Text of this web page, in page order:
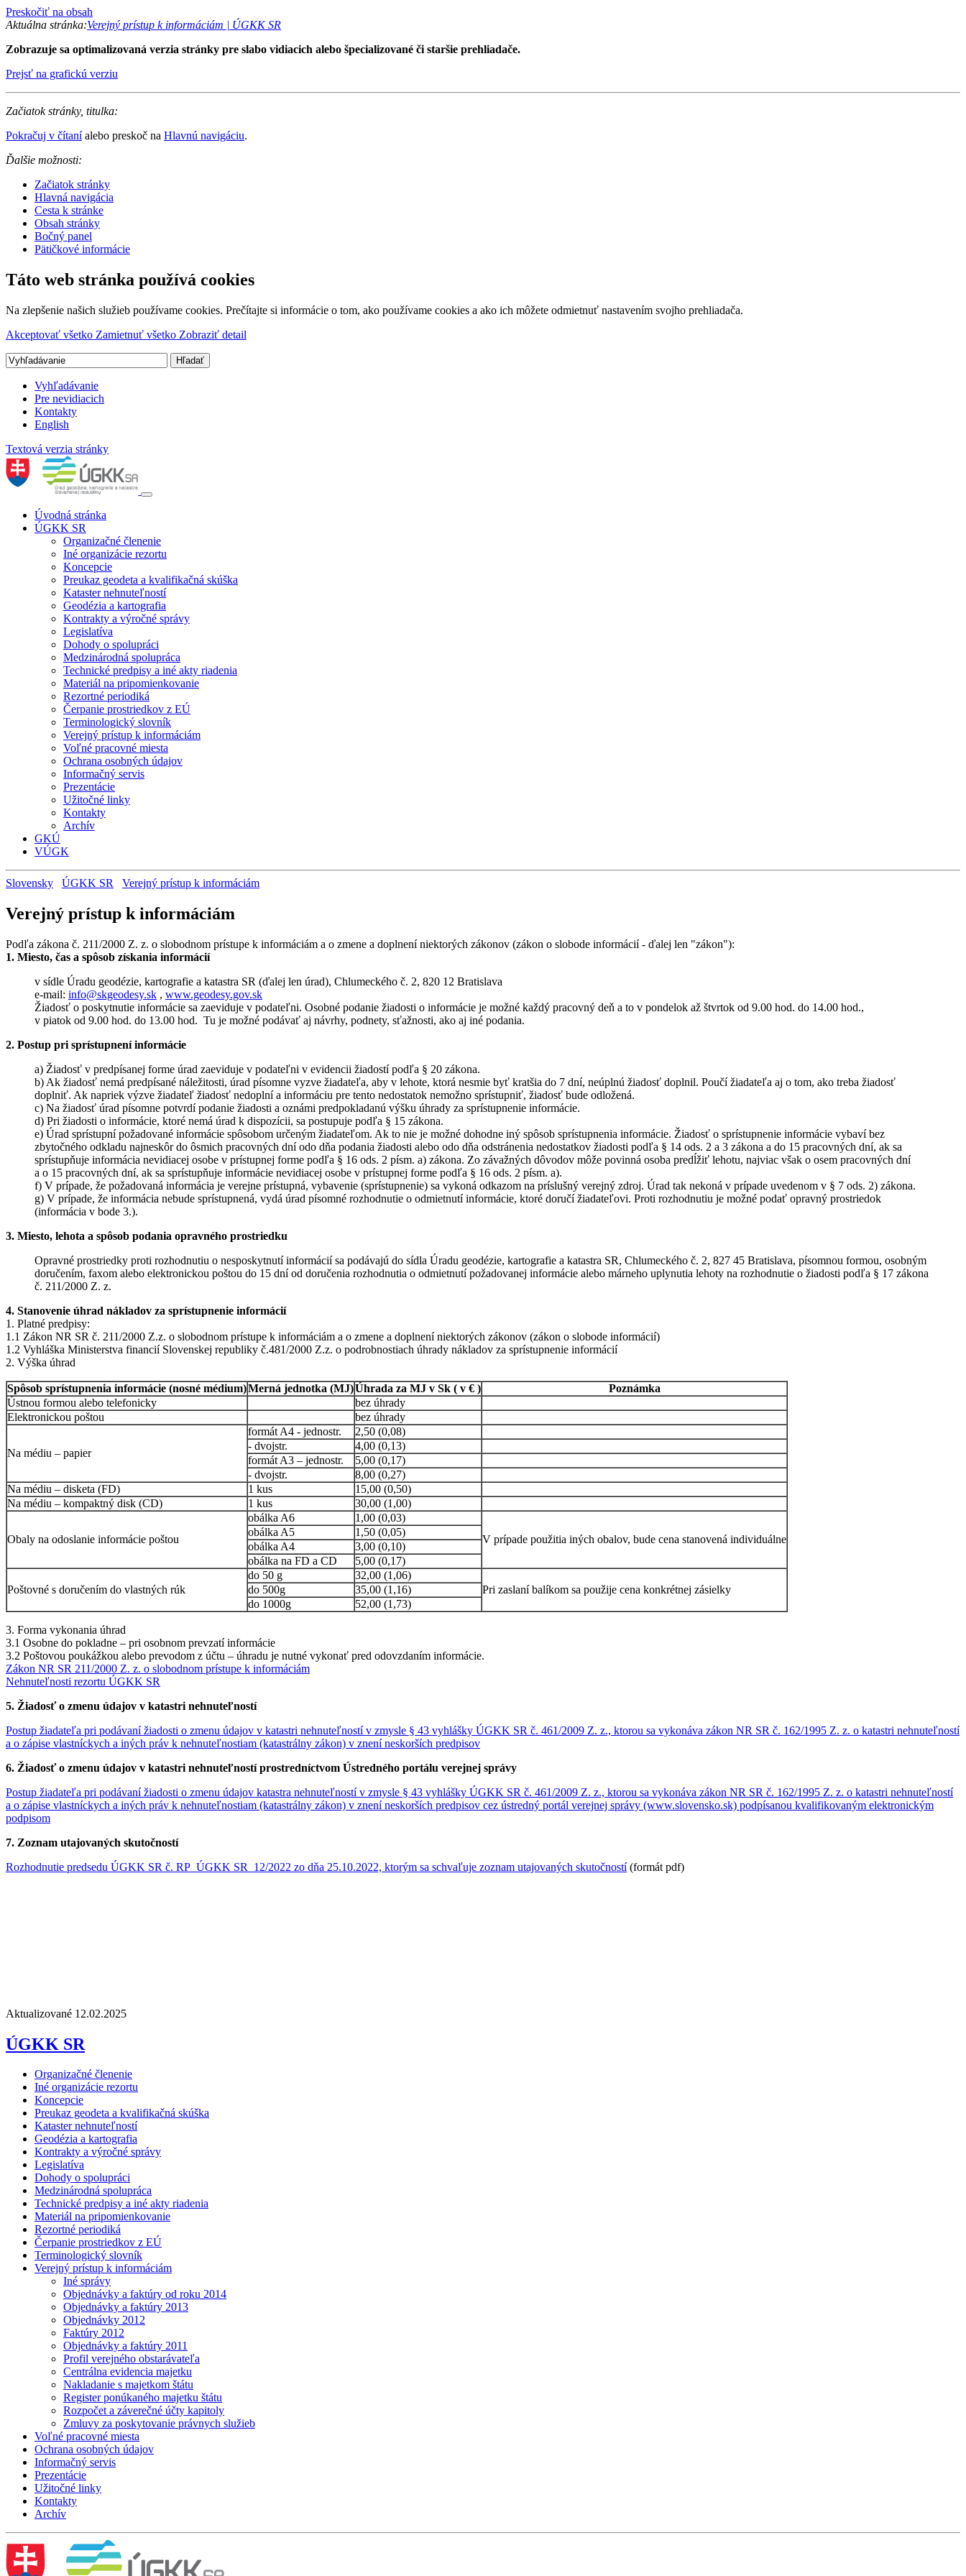
Preskočiť na obsah
Aktuálna stránka:Verejný prístup k informáciám | ÚGKK SR
Zobrazuje sa optimalizovaná verzia stránky pre slabo vidiacich alebo špecializované či staršie prehliadače.
Prejsť na grafickú verziu
Začiatok stránky, titulka:
Pokračuj v čítaníalebo preskoč na Hlavnú navigáciu.
Ďalšie možnosti:
Začiatok stránky
Hlavná navigácia
Cesta k stránke
Obsah stránky
Bočný panel
Pätičkové informácie
Táto web stránka používá cookies
Na zlepšenie našich služieb používame cookies. Prečítajte si informácie o tom, ako používame cookies a ako ich môžete odmietnuť nastavením svojho prehliadača.
Akceptovať všetko Zamietnuť všetko Zobraziť detail
Vyhľadávanie
Pre nevidiacich
Kontakty
English
Textová verzia stránky
Úvodná stránka
ÚGKK SR
Organizačné členenie
Iné organizácie rezortu
Koncepcie
Preukaz geodeta a kvalifikačná skúška
Kataster nehnuteľností
Geodézia a kartografia
Kontrakty a výročné správy
Legislatíva
Dohody o spolupráci
Medzinárodná spolupráca
Technické predpisy a iné akty riadenia
Materiál na pripomienkovanie
Rezortné periodiká
Čerpanie prostriedkov z EÚ
Terminologický slovník
Verejný prístup k informáciám
Voľné pracovné miesta
Ochrana osobných údajov
Informačný servis
Prezentácie
Užitočné linky
Kontakty
Archív
GKÚ
VÚGK
Slovensky ÚGKK SR Verejný prístup k informáciám
Verejný prístup k informáciám
Podľa zákona č. 211/2000 Z. z. o slobodnom prístupe k informáciám a o zmene a doplnení niektorých zákonov (zákon o slobode informácií - ďalej len "zákon"):
1. Miesto, čas a spôsob získania informácií
v sídle Úradu geodézie, kartografie a katastra SR (ďalej len úrad), Chlumeckého č. 2, 820 12 Bratislava
e-mail: info@skgeodesy.sk , www.geodesy.gov.sk
Žiadosť o poskytnutie informácie sa zaeviduje v podateľni. Osobné podanie žiadosti o informácie je možné každý pracovný deň a to v pondelok až štvrtok od 9.00 hod. do 14.00 hod.,
v piatok od 9.00 hod. do 13.00 hod. Tu je možné podávať aj návrhy, podnety, sťažnosti, ako aj iné podania.
2. Postup pri sprístupnení informácie
a) Žiadosť v predpísanej forme úrad zaeviduje v podateľni v evidencii žiadostí podľa § 20 zákona.
b) Ak žiadosť nemá predpísané náležitosti, úrad písomne vyzve žiadateľa, aby v lehote, ktorá nesmie byť kratšia do 7 dní, neúplnú žiadosť doplnil. Poučí žiadateľa aj o tom, ako treba žiadosť
doplniť. Ak napriek výzve žiadateľ žiadosť nedoplní a informáciu pre tento nedostatok nemožno sprístupniť, žiadosť bude odložená.
c) Na žiadosť úrad písomne potvrdí podanie žiadosti a oznámi predpokladanú výšku úhrady za sprístupnenie informácie.
d) Pri žiadosti o informácie, ktoré nemá úrad k dispozícii, sa postupuje podľa § 15 zákona.
e) Úrad sprístupní požadované informácie spôsobom určeným žiadateľom. Ak to nie je možné dohodne iný spôsob sprístupnenia informácie. Žiadosť o sprístupnenie informácie vybaví bez
zbytočného odkladu najneskôr do ôsmich pracovných dní odo dňa podania žiadosti alebo odo dňa odstránenia nedostatkov žiadosti podľa § 14 ods. 2 a 3 zákona a do 15 pracovných dní, ak sa
sprístupňuje informácia nevidiacej osobe v prístupnej forme podľa § 16 ods. 2 písm. a) zákona. Zo závažných dôvodov môže povinná osoba predĺžiť lehotu, najviac však o osem pracovných dní
a o 15 pracovných dní, ak sa sprístupňuje informácie nevidiacej osobe v prístupnej forme podľa § 16 ods. 2 písm. a).
f) V prípade, že požadovaná informácia je verejne prístupná, vybavenie (sprístupnenie) sa vykoná odkazom na príslušný verejný zdroj. Úrad tak nekoná v prípade uvedenom v § 7 ods. 2) zákona.
g) V prípade, že informácia nebude sprístupnená, vydá úrad písomné rozhodnutie o odmietnutí informácie, ktoré doručí žiadateľovi. Proti rozhodnutiu je možné podať opravný prostriedok
(informácia v bode 3.).
3. Miesto, lehota a spôsob podania opravného prostriedku
Opravné prostriedky proti rozhodnutiu o nesposkytnutí informácií sa podávajú do sídla Úradu geodézie, kartografie a katastra SR, Chlumeckého č. 2, 827 45 Bratislava, písomnou formou, osobným
doručením, faxom alebo elektronickou poštou do 15 dní od doručenia rozhodnutia o odmietnutí požadovanej informácie alebo márneho uplynutia lehoty na rozhodnutie o žiadosti podľa § 17 zákona
č. 211/2000 Z. z.
4. Stanovenie úhrad nákladov za sprístupnenie informácií
1. Platné predpisy:
1.1 Zákon NR SR č. 211/2000 Z.z. o slobodnom prístupe k informáciám a o zmene a doplnení niektorých zákonov (zákon o slobode informácií)
1.2 Vyhláška Ministerstva financií Slovenskej republiky č.481/2000 Z.z. o podrobnostiach úhrady nákladov za sprístupnenie informácií
2. Výška úhrad
Spôsob sprístupnenia informácie (nosné médium)Merná jednotka (MJ)Úhrada za MJ v Sk ( v € )
Poznámka
Ústnou formou alebo telefonicky
bez úhrady
Elektronickou poštou
bez úhrady
Na médiu – papier
formát A4 - jednostr.
2,50 (0,08)
- dvojstr.
4,00 (0,13)
formát A3 – jednostr.
5,00 (0,17)
- dvojstr.
8,00 (0,27)
Na médiu – disketa (FD)
1 kus
15,00 (0,50)
Na médiu – kompaktný disk (CD)
1 kus 30,00 (1,00)
Obaly na odoslanie informácie poštou
obálka A6
1,00 (0,03)
V prípade použitia iných obalov, bude cena stanovená individuálne
obálka A5
1,50 (0,05)
obálka A4
3,00 (0,10)
obálka na FD a CD
5,00 (0,17)
Poštovné s doručením do vlastných rúk
do 50 g
32,00 (1,06)
Pri zaslaní balíkom sa použije cena konkrétnej zásielky
do 500g
35,00 (1,16)
do 1000g
52,00 (1,73)
3. Forma vykonania úhrad
3.1 Osobne do pokladne – pri osobnom prevzatí informácie
3.2 Poštovou poukážkou alebo prevodom z účtu – úhradu je nutné vykonať pred odovzdaním informácie.
Zákon NR SR 211/2000 Z. z. o slobodnom prístupe k informáciám
Nehnuteľnosti rezortu ÚGKK SR
5. Žiadosť o zmenu údajov v katastri nehnuteľností
Postup žiadateľa pri podávaní žiadosti o zmenu údajov v katastri nehnuteľností v zmysle § 43 vyhlášky ÚGKK SR č. 461/2009 Z. z., ktorou sa vykonáva zákon NR SR č. 162/1995 Z. z. o katastri nehnuteľností
a o zápise vlastníckych a iných práv k nehnuteľnostiam (katastrálny zákon) v znení neskorších predpisov
6. Žiadosť o zmenu údajov v katastri nehnuteľností prostredníctvom Ústredného portálu verejnej správy
Postup žiadateľa pri podávaní žiadosti o zmenu údajov katastra nehnuteľností v zmysle § 43 vyhlášky ÚGKK SR č. 461/2009 Z. z., ktorou sa vykonáva zákon NR SR č. 162/1995 Z. z. o katastri nehnuteľností
a o zápise vlastníckych a iných práv k nehnuteľnostiam (katastrálny zákon) v znení neskorších predpisov cez ústredný portál verejnej správy (www.slovensko.sk) podpísanou kvalifikovaným elektronickým
podpisom
7. Zoznam utajovaných skutočností
Rozhodnutie predsedu ÚGKK SR č. RP_ÚGKK SR_12/2022 zo dňa 25.10.2022, ktorým sa schvaľuje zoznam utajovaných skutočností(formát pdf)
Aktualizované 12.02.2025
ÚGKK SR
Organizačné členenie
Iné organizácie rezortu
Koncepcie
Preukaz geodeta a kvalifikačná skúška
Kataster nehnuteľností
Geodézia a kartografia
Kontrakty a výročné správy
Legislatíva
Dohody o spolupráci
Medzinárodná spolupráca
Technické predpisy a iné akty riadenia
Materiál na pripomienkovanie
Rezortné periodiká
Čerpanie prostriedkov z EÚ
Terminologický slovník
Verejný prístup k informáciám
Iné správy
Objednávky a faktúry od roku 2014
Objednávky a faktúry 2013
Objednávky 2012
Faktúry 2012
Objednávky a faktúry 2011
Profil verejného obstarávateľa
Centrálna evidencia majetku
Nakladanie s majetkom štátu
Register ponúkaného majetku štátu
Rozpočet a záverečné účty kapitoly
Zmluvy za poskytovanie právnych služieb
Voľné pracovné miesta
Ochrana osobných údajov
Informačný servis
Prezentácie
Užitočné linky
Kontakty
Archív